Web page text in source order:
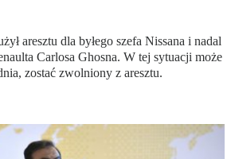
aresztu dla byłego szefa Nissana i nadal
Carlosa Ghosna. W tej sytuacji może
zostać zwolniony z aresztu.